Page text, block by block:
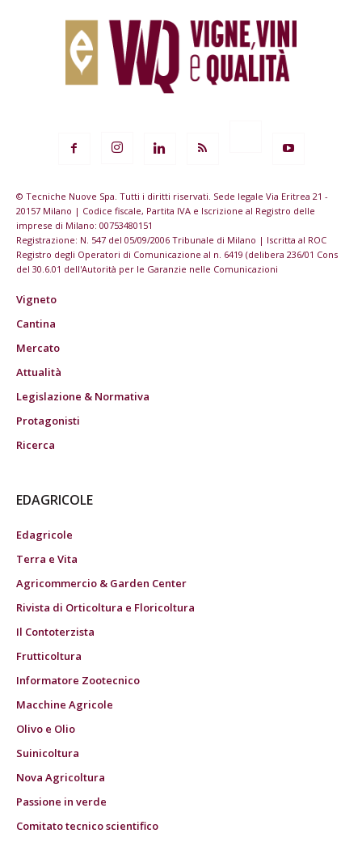
© Tecniche Nuove Spa. Tutti i diritti riservati. Sede legale Via Eritrea 21 -
20157 Milano | Codice fiscale, Partita IVA e Iscrizione al Registro delle
imprese di Milano: 00753480151
Registrazione: N. 547 del 05/09/2006 Tribunale di Milano | Iscritta al ROC
Registro degli Operatori di Comunicazione al n. 6419 (delibera 236/01 Cons
del 30.6.01 dell'Autorità per le Garanzie nelle Comunicazioni
Vigneto
Cantina
Mercato
Attualità
Legislazione & Normativa
Protagonisti
Ricerca
EDAGRICOLE
Edagricole
Terra e Vita
Agricommercio & Garden Center
Rivista di Orticoltura e Floricoltura
Il Contoterzista
Frutticoltura
Informatore Zootecnico
Macchine Agricole
Olivo e Olio
Suinicoltura
Nova Agricoltura
Passione in verde
Comitato tecnico scientifico